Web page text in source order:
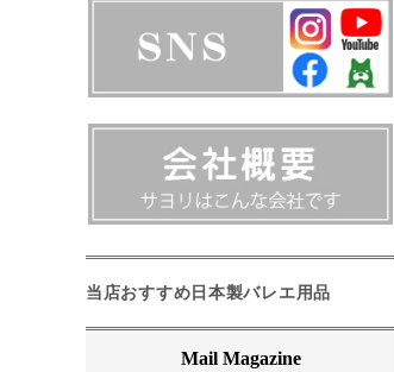
当店おすすめ日本製バレエ用品